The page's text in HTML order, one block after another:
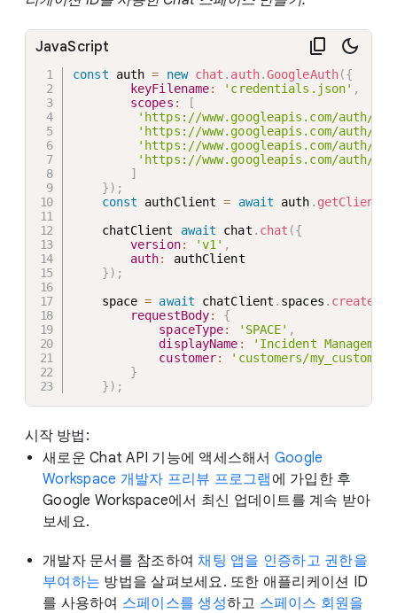
const auth = new chat . auth.GoogleAuth({
keyFilename: 'credentials.json' ,
scopes :
[
'https://www.googleapis.com/auth/
'https://www.googleapis.com/auth/
'https://www.googleapis.com/auth/
'https://www.googleapis.com/auth/
]
}) ;
const authClient = await auth . getClient
    chatClient
await chat . chat ({
version: 'v1' ,
auth:
authClient
}) ;
    space
= await chatClient . spaces . create
requestBody:
{
spaceType: 'SPACE' ,
displayName :
'Incident
customer:
'customers/my_customer'
}
}) ;
JavaScript
시작 방법:
새로운 Chat API 기능에 액세스해서 Google
Workspace 개발자 프리뷰 프로그램 에 가입한 후
Google Workspace에서 최신 업데이트를 계속 받아
보세요.
개발자 문서를 참조하여채팅 앱을 인증하고 권한을
부여하는 방법을 살펴보세요. 또한 애플리케이션 ID
를 사용하여 스페이스를 생성하고 스페이스 회원을